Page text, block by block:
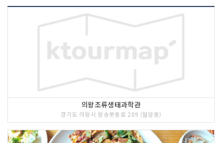
의왕조류생태과학관
경기도 의왕시 왕송못동로 209 (월암동)